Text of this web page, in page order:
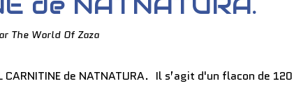
The World Of Zaza
Il s’agit d'un flacon de 120